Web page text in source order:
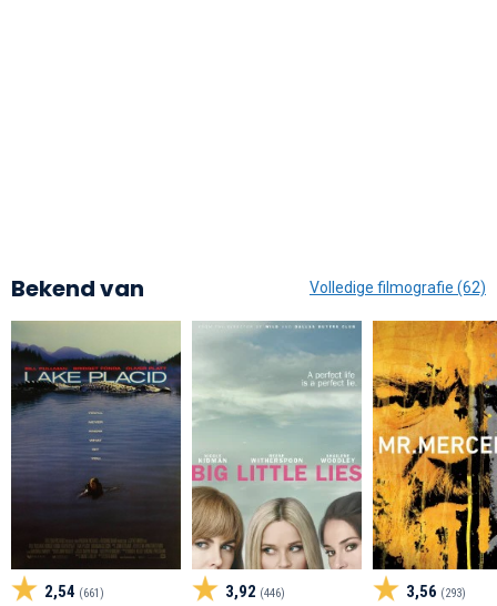
Bekend van Volledige filmografie (62)
2,54 (661) 3,92 (446) 3,56 (293)